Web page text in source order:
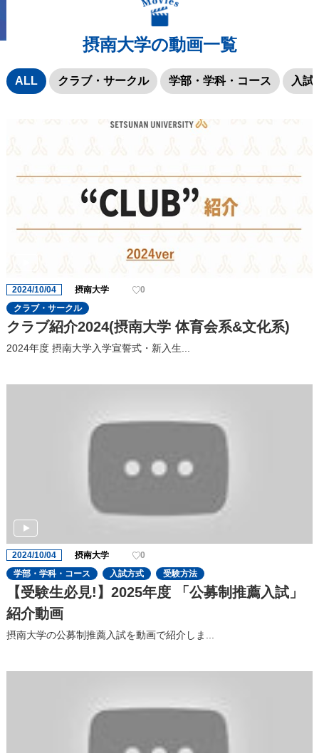
摂南大学の動画一覧
ALL クラブ・サークル 学部・学科・コース 入試
2024/10/04 摂南大学
0
クラブ・サークル
クラブ紹介2024(摂南大学 体育会系&文化系)
2024年度 摂南大学入学宣誓式・新入生...
2024/10/04 摂南大学
0
学部・学科・コース
入試方式 受験方法
【受験生必見!】2025年度 「公募制推薦入試」
紹介動画
摂南大学の公募制推薦入試を動画で紹介しま...